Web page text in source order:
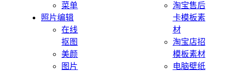
菜单
照片编辑
在线
抠图
美颜
图片
淘宝售后
卡模板素
材
淘宝店招
模板素材
电脑壁纸